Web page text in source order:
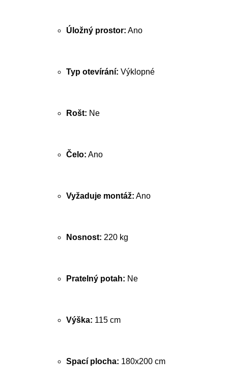
Úložný prostor: Ano
Typ otevírání: Výklopné
Rošt: Ne
Čelo: Ano
Vyžaduje montáž: Ano
Nosnost: 220 kg
Pratelný potah: Ne
Výška: 115 cm
Spací plocha: 180x200 cm